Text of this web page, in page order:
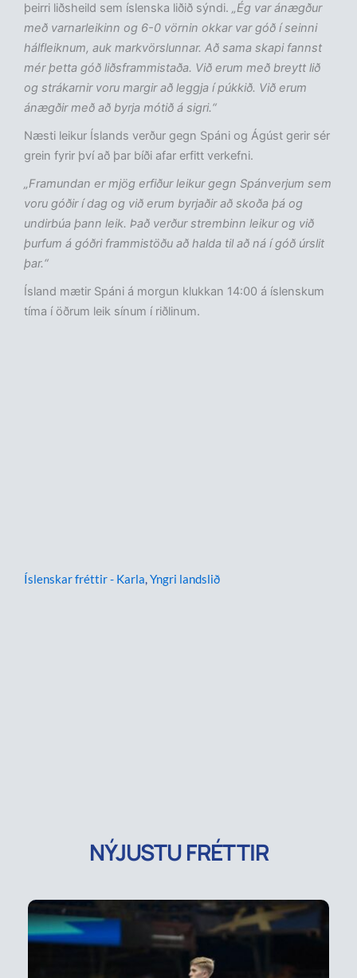
þeirri liðsheild sem íslenska liðið sýndi. „Ég var ánægður
með varnarleikinn og 6-0 vörnin okkar var góð í seinni
hálfleiknum, auk markvörslunnar. Að sama skapi fannst
mér þetta góð liðsframmistaða. Við erum með breytt lið
og strákarnir voru margir að leggja í púkkið. Við erum
ánægðir með að byrja mótið á sigri.“
Næsti leikur Íslands verður gegn Spáni og Ágúst gerir sér
grein fyrir því að þar bíði afar erfitt verkefni.
„Framundan er mjög erfiður leikur gegn Spánverjum sem
voru góðir í dag og við erum byrjaðir að skoða þá og
undirbúa þann leik. Það verður strembinn leikur og við
þurfum á góðri frammistöðu að halda til að ná í góð úrslit
þar.“
Ísland mætir Spáni á morgun klukkan 14:00 á íslenskum
tíma í öðrum leik sínum í riðlinum.
Íslenskar fréttir - Karla,Yngri landslið
NÝJUSTU FRÉTTIR